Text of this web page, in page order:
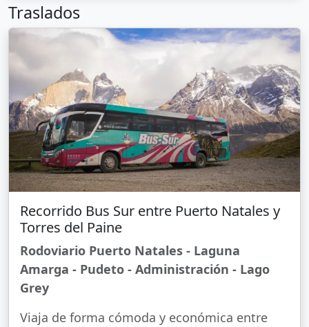
Traslados
Recorrido Bus Sur entre Puerto Natales y
Torres del Paine
Rodoviario Puerto Natales - Laguna
Amarga - Pudeto - Administración - Lago
Grey
Viaja de forma cómoda y económica entre